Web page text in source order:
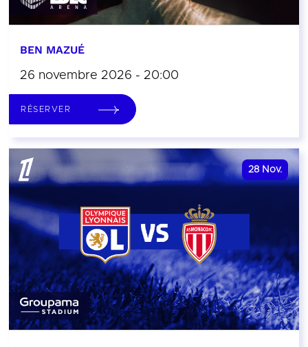
BEN MAZUÉ
26 novembre 2026 - 20:00
RÉSERVER
28 Nov.